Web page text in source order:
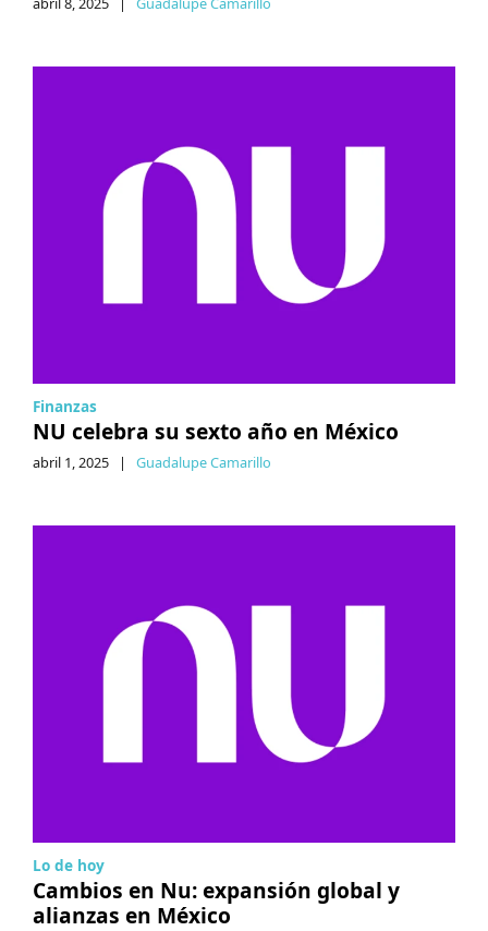
Finanzas
NU celebra su sexto año en México
abril 1, 2025 | Guadalupe Camarillo
Lo de hoy
Cambios en Nu: expansión global y
alianzas en México